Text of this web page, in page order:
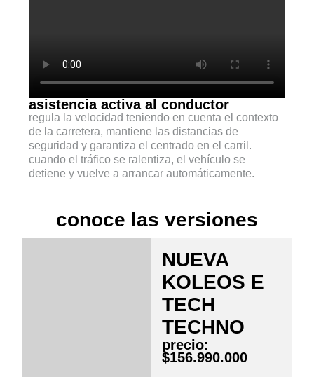
asistencia activa al conductor
regula la velocidad teniendo en cuenta el contexto
de la carretera, mantiene las distancias de
seguridad y garantiza el centrado en el carril.
cuando el tráfico se ralentiza, el vehículo se
detiene y vuelve a arrancar automáticamente.
conoce las versiones
NUEVA
KOLEOS E
TECH
TECHNO
precio:
$156.990.000